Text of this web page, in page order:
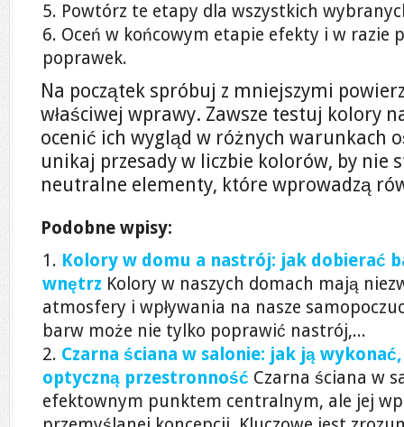
Powtórz te etapy dla wszystkich
Oceń w końcowym etapie efekty i w razie
poprawek.
Na początek spróbuj z mniejszymi
właściwej wprawy. Zawsze testuj kolory
ocenić ich wygląd w różnych warunkach
unikaj przesady w liczbie kolorów, by nie
neutralne elementy, które wprowadzą
Podobne wpisy:
Kolory w domu a nastrój: jak dobierać
wnętrz Kolory w naszych domach mają
atmosfery i wpływania na nasze
barw może nie tylko poprawić nastrój,...
Czarna ściana w salonie: jak ją
optyczną przestronność Czarna ściana w
efektownym punktem centralnym, ale jej